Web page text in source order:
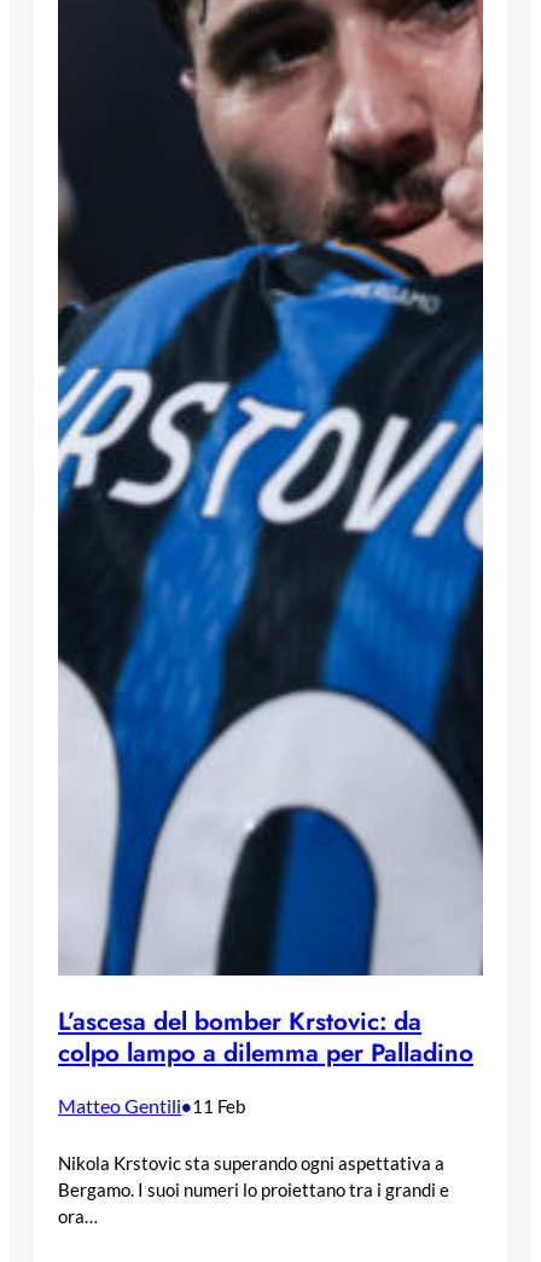
L’ascesa del bomber Krstovic: da
colpo lampo a dilemma per Palladino
Matteo Gentili•11 Feb
Nikola Krstovic sta superando ogni aspettativa a
Bergamo. I suoi numeri lo proiettano tra i grandi e
ora…